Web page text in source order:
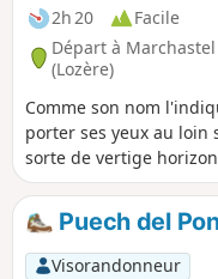
2h 20
Facile
Départ à Marchastel
(Lozère)
Comme son nom
porter ses yeux au loin
sorte de vertige
buttes volcaniques
au rendez-vous dans
Marchastel.
Puech del
Visorandonneur